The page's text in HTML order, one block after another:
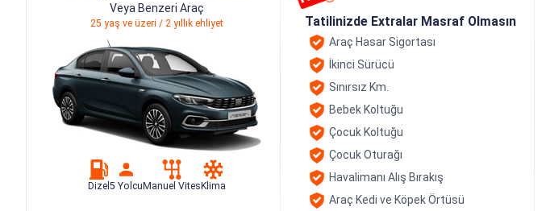
Veya Benzeri Araç
25 yaş ve üzeri / 2 yıllık ehliyet
Dizel 5 Yolcu Manuel Vites Klima
Tatilinizde Extralar Masraf Olmasın
Araç Hasar Sigortası
İkinci Sürücü
Sınırsız Km.
Bebek Koltuğu
Çocuk Koltuğu
Çocuk Oturağı
Havalimanı Alış Bırakış
Araç Kedi ve Köpek Örtüsü